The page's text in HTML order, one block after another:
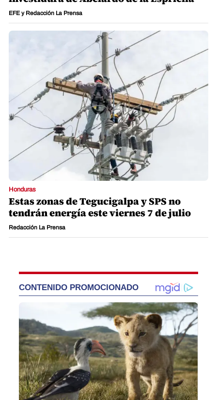
EFE y Redacción La Prensa
Honduras
Estas zonas de Tegucigalpa y SPS no
tendrán energía este viernes 7 de julio
Redacción La Prensa
CONTENIDO PROMOCIONADO